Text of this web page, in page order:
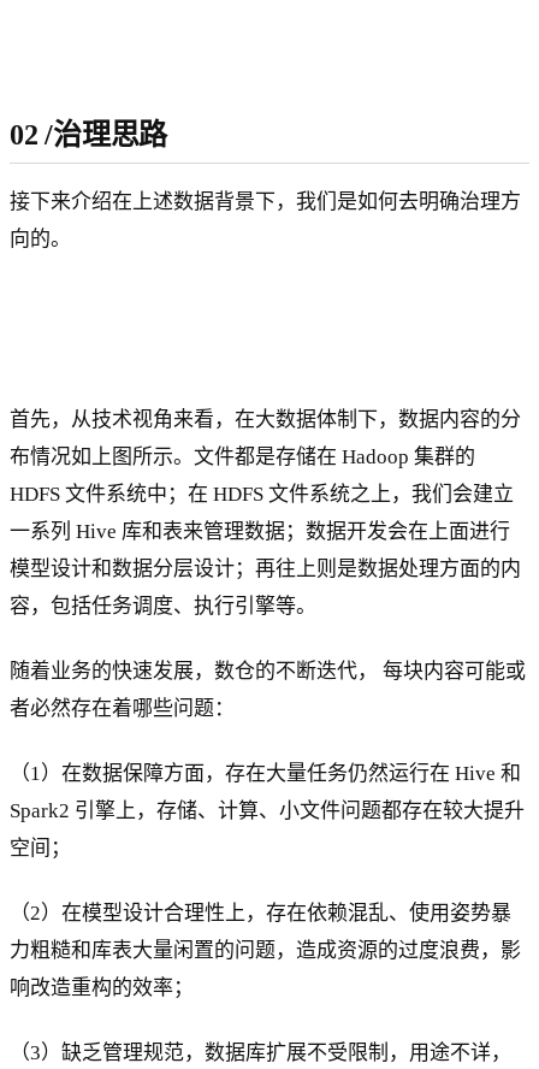
02 /治理思路
接下来介绍在上述数据背景下，我们是如何去明确治理方
向的。
首先，从技术视角来看，在大数据体制下，数据内容的分
布情况如上图所示。文件都是存储在 Hadoop 集群的
HDFS 文件系统中；在 HDFS 文件系统之上，我们会建立
一系列 Hive 库和表来管理数据；数据开发会在上面进行
模型设计和数据分层设计；再往上则是数据处理方面的内
容，包括任务调度、执行引擎等。
随着业务的快速发展，数仓的不断迭代， 每块内容可能或
者必然存在着哪些问题：
（1）在数据保障方面，存在大量任务仍然运行在 Hive 和
Spark2 引擎上，存储、计算、小文件问题都存在较大提升
空间；
（2）在模型设计合理性上，存在依赖混乱、使用姿势暴
力粗糙和库表大量闲置的问题，造成资源的过度浪费，影
响改造重构的效率；
（3）缺乏管理规范，数据库扩展不受限制，用途不详，